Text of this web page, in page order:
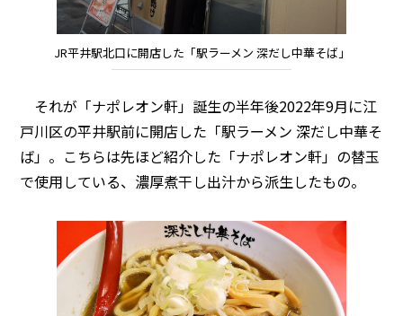
JR平井駅北口に開店した「駅ラーメン 深だし中華そば」
それが「ナポレオン軒」誕生の半年後2022年9月に江
戸川区の平井駅前に開店した「駅ラーメン 深だし中華そ
ば」。こちらは先ほど紹介した「ナポレオン軒」の替玉
で使用している、濃厚煮干し出汁から派生したもの。